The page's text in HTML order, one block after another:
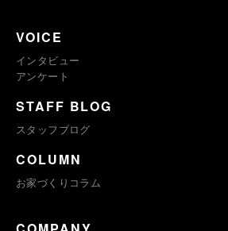
VOICE
インタビュー
アンケート
STAFF BLOG
スタッフブログ
COLUMN
お家づくりコラム